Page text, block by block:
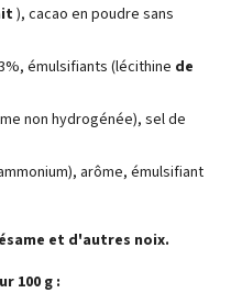
), cacao en poudre sans
émulsifiants (lécithine de
non hydrogénée), sel de
arôme, émulsifiant
et d'autres noix.
100 g :